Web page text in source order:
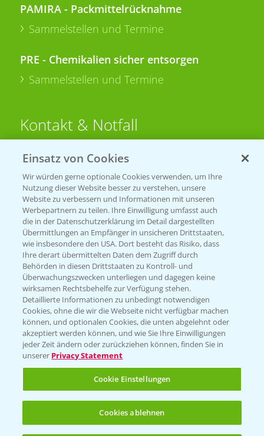
PAMIRA - Packmittelrücknahme
Sammelstellen und Termine
PRE - Chemikalien sicher entsorgen
Sammelstellen und Termine
Kontakt & Notfall
Beratung auf WhatsApp
T.+49 (0)174 346 564 1
KONTAKT
Hilfe in Notfällen
T.+49 (0)214/30-20220
Folgen Sie uns
Einsatz von Cookies
Wir würden gerne optionale Cookies verwenden, um Ihre
Nutzung dieser Website besser zu verstehen, unsere
Website zu verbessern und Informationen mit unseren
Werbepartnern zu teilen. Ihre Einwilligung umfasst auch
die in der Datenschutzerklärung im Detail dargestellten
Übermittlungen an Empfänger in unsicheren Drittstaaten,
wie insbesondere den USA. Dort besteht das Risiko, dass
Ihre derart übermittelten Daten dem Zugriff durch
Behörden in diesen Drittstaaten zu Kontroll- und
Überwachungszwecken unterliegen und dagegen keine
wirksamen Rechtsbehelfe zur Verfügung stehen.
Detaillierte Informationen zu unbedingt notwendigen
Cookies, ohne die wir die Webseite nicht verfügbar machen
können, und optionalen Cookies, die unten abgelehnt oder
akzeptiert werden können, und wie Sie Ihre Einwilligungen
jeder Zeit ändern oder zurückziehen können, finden Sie in
unserer Privacy Statement
Cookie Einstellungen
Cookies ablehnen